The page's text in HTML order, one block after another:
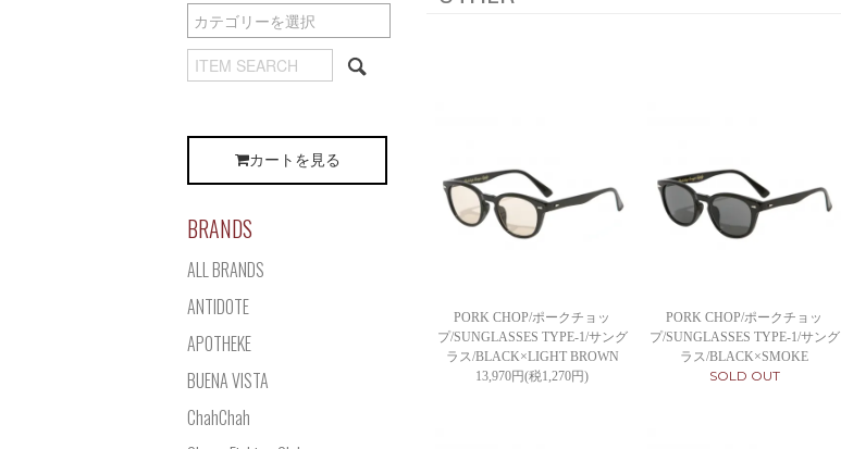
PORK CHOP/ポークチョッ
プ/SUNGLASSES TYPE-1/サング
ラス/BLACK×LIGHT BROWN
13,970円(税1,270円)
PORK CHOP/ポークチョッ
プ/SUNGLASSES TYPE-1/サング
ラス/BLACK×SMOKE
SOLD OUT
カートを見る
BRANDS
ALL BRANDS
ANTIDOTE
APOTHEKE
BUENA VISTA
ChahChah